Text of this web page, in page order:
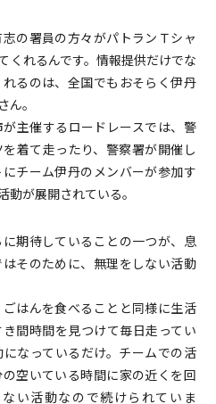
の署員の方々がパトランＴシャ
くれるんです。情報提供だけでな
るのは、全国でもおそらく伊丹
。
主催するロードレースでは、警
着て走ったり、警察署が開催し
チーム伊丹のメンバーが参加す
動が展開されている。
期待していることの一つが、息
そのために、無理をしない活動
はんを食べることと同様に生活
間時間を見つけて毎日走ってい
なっているだけ。チームでの活
空いている時間に家の近くを回
い活動なので続けられていま